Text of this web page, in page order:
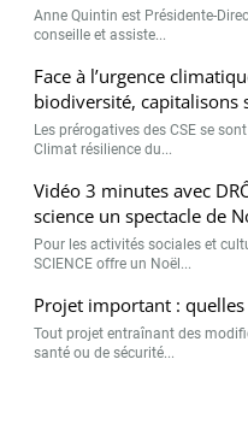
Anne Quintin est Présidente-
conseille et assiste...
Face à l’urgence
biodiversité, capitalisons
Les prérogatives des CSE se
Climat résilience du...
Vidéo 3 minutes avec
science un spectacle de
Pour les activités sociales et
SCIENCE offre un Noël...
Projet important : quelles
Tout projet entraînant des
santé ou de sécurité...